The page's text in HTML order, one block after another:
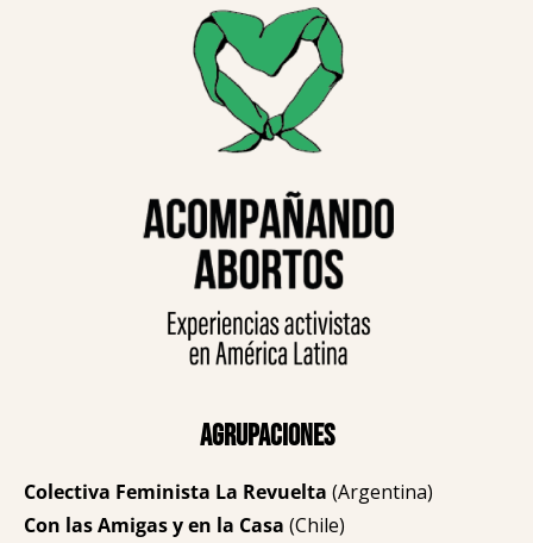
Agrupaciones
Colectiva Feminista La Revuelta (Argentina)
Con las Amigas y en la Casa (Chile)